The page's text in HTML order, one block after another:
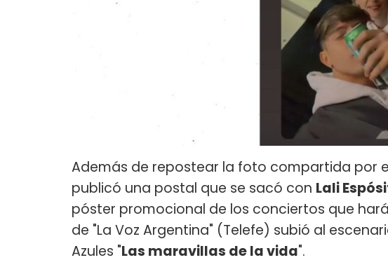
Además de repostear la foto compartida por
publicó una postal que se sacó con Lali
póster promocional de los conciertos que
de "La Voz Argentina" (Telefe) subió al
Azules "Las maravillas de la vida".